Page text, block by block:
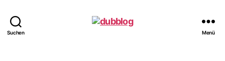
Suchen Menü